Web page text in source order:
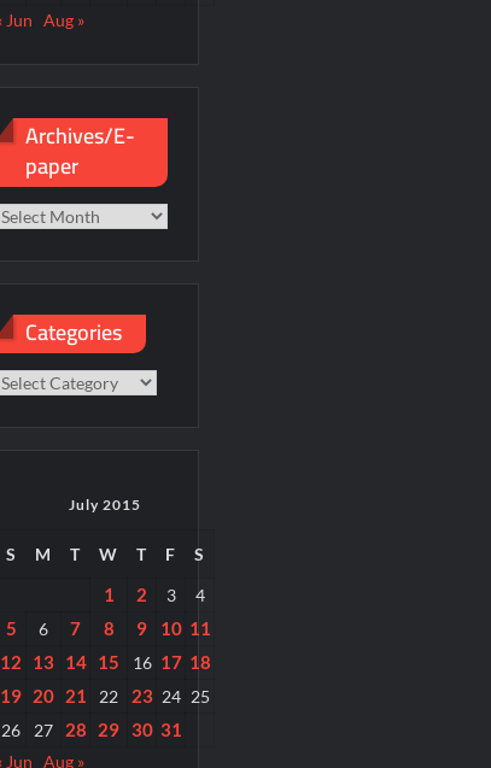
Jun Aug »
Archives/E-
paper
Archives/E-
Categories
Categories
July 2015
S M T W T F S
1 2 3 4
5 6 7 8 9 10 11
12
13 14 15 16 17 18
19 20 21 22 23 24 25
26
27 28 29 30 31
Jun Aug »